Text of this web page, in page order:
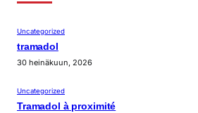
Uncategorized
tramadol
30 heinäkuun, 2026
Uncategorized
Tramadol à proximité